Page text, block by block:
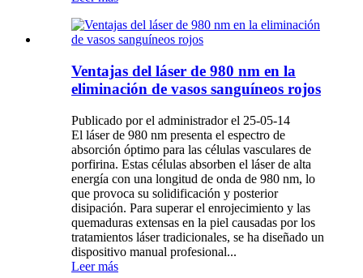
Ventajas del láser de 980 nm en la
eliminación de vasos sanguíneos rojos
Publicado por el administrador el 25-05-14
El láser de 980 nm presenta el espectro de
absorción óptimo para las células vasculares de
porfirina. Estas células absorben el láser de alta
energía con una longitud de onda de 980 nm, lo
que provoca su solidificación y posterior
disipación. Para superar el enrojecimiento y las
quemaduras extensas en la piel causadas por los
tratamientos láser tradicionales, se ha diseñado un
dispositivo manual profesional...
Leer más